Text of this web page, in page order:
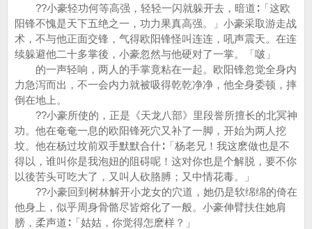
??小豪轻功何等高强，轻轻一闪就躲开去，暗道∶「这欧
阳锋不愧是天下五绝之一，功力果真高强。」小豪采取游走战
术，不与他正面交锋，气得欧阳锋怪叫连连，吼声震天。在连
续躲避他二十多掌後，小豪忽然与他硬对了一掌。「啵」
的一声轻响，两人的手掌竟粘在一起。欧阳锋忽觉全身内
力急泻而出，不一会内力就被吸得乾乾净净，他全身委顿，摔
倒在地上。
??小豪所使的，正是《天龙八部》里段誉所擅长的北冥神
功。他在奄奄一息的欧阳锋死穴又补了一脚，开始为两人挖
坟。他在杨过坟前双手默默合什∶「杨老兄！我这麽做也是不
得以，谁叫你是我泡妞的阻碍呢！这对你也是个解脱，要不你
以後苦头可吃大了，又叫人砍胳膊；又中情花毒。」
??小豪回到树林解开小龙女的穴道，她仍是软绵绵的倚在
他身上，似乎周身骨骼尽皆熔化了一般。小豪伸臂扶住她肩
膀，柔声道∶「姑姑，你觉得怎麽样？」